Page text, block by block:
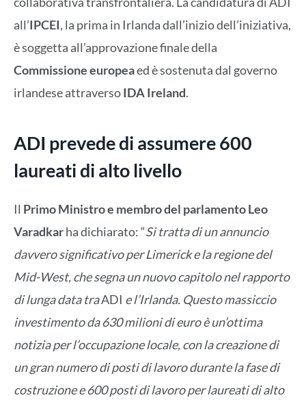
all’IPCEI, la prima in Irlanda dall’inizio dell’iniziativa,
è soggetta all’approvazione finale della
Commissione europeaed è sostenuta dal governo
irlandese attraversoIDA Ireland.
ADI prevede di assumere 600
laureati di alto livello
Il Primo Ministro e membro del parlamento Leo
Varadkarha dichiarato: “Si tratta di un annuncio
davvero significativo per Limerick e la regione del
Mid-West, che segna un nuovo capitolo nel rapporto
di lunga data traADI e l’Irlanda. Questo massiccio
investimento da 630 milioni di euro è un’ottima
notizia per l’occupazione locale, con la creazione di
un gran numero di posti di lavoro durante la fase di
costruzione e 600 posti di lavoro per laureati di alto